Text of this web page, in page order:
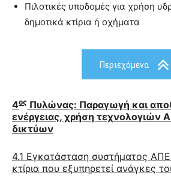
Πιλοτικές υποδομές για χρήση
δημοτικά κτίρια ή οχήματα
Περιεχόμενα
4ος Πυλώνας: Παραγωγή και
ενέργειας, χρήση τεχνολογιών
δικτύων
4.1 Eγκατάσταση συστήματος
κτίρια που εξυπηρετεί ανάγκες